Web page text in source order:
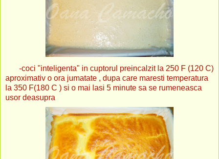
-coci "inteligenta" in cuptorul preincalzit la 250 F (120 C)
aproximativ o ora jumatate , dupa care maresti temperatura
la 350 F(180 C ) si o mai lasi 5 minute sa se rumeneasca
usor deasupra